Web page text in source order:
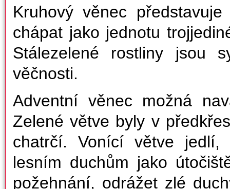
Kruhový věnec
chápat jako jednotu
Stálezelené rostliny jsou
věčnosti.
Adventní věnec možná
Zelené větve byly v
chatrčí. Vonící větve jedlí,
lesním duchům jako
požehnání, odrážet zlé